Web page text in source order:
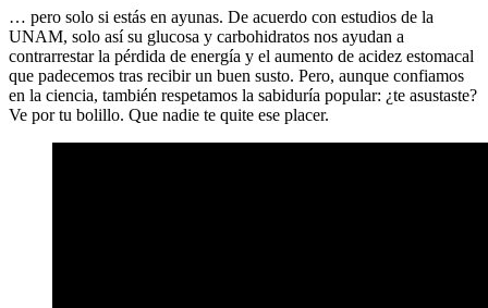
… pero solo si estás en ayunas. De acuerdo con estudios de la
UNAM, solo así su glucosa y carbohidratos nos ayudan a
contrarrestar la pérdida de energía y el aumento de acidez estomacal
que padecemos tras recibir un buen susto. Pero, aunque confiamos
en la ciencia, también respetamos la sabiduría popular: ¿te asustaste?
Ve por tu bolillo. Que nadie te quite ese placer.